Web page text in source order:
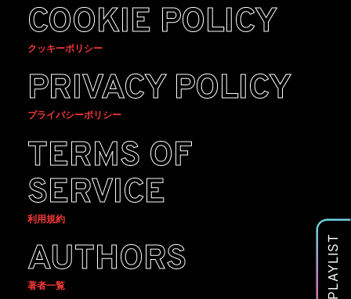
PLAYLIST
COOKIE POLICY
クッキーポリシー
PRIVACY POLICY
プライバシーポリシー
TERMS OF
SERVICE
利用規約
AUTHORS
著者一覧